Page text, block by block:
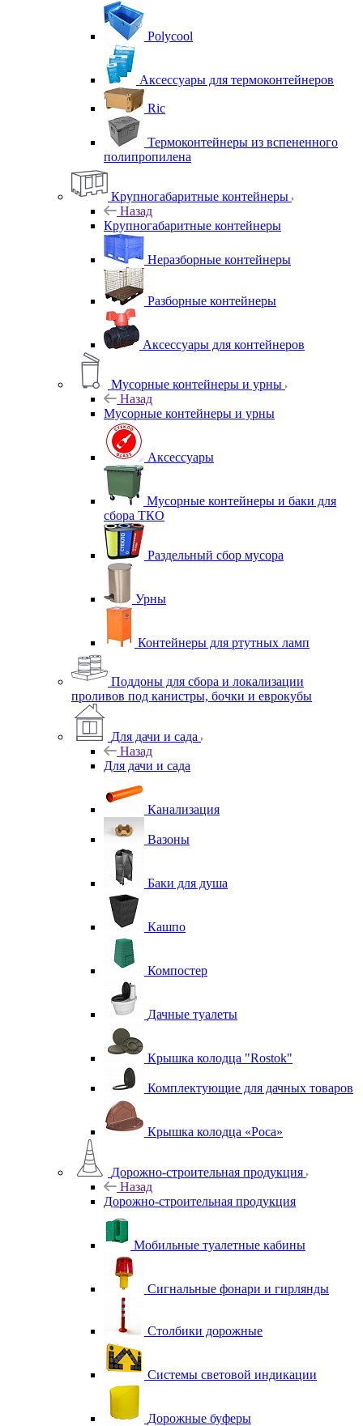
Polycool
Аксессуары для термоконтейнеров
Ric
Термоконтейнеры из вспененного
полипропилена
Крупногабаритные контейнеры
Назад
Крупногабаритные контейнеры
Неразборные контейнеры
Разборные контейнеры
Аксессуары для контейнеров
Мусорные контейнеры и урны
Назад
Мусорные контейнеры и урны
Аксессуары
Мусорные контейнеры и баки для
сбора ТКО
Раздельный сбор мусора
Урны
Контейнеры для ртутных ламп
Поддоны для сбора и локализации
проливов под канистры, бочки и еврокубы
Для дачи и сада
Назад
Для дачи и сада
Канализация
Вазоны
Баки для душа
Кашпо
Компостер
Дачные туалеты
Крышка колодца "Rostok"
Комплектующие для дачных товаров
Крышка колодца «Роса»
Дорожно-строительная продукция
Назад
Дорожно-строительная продукция
Мобильные туалетные кабины
Сигнальные фонари и гирлянды
Столбики дорожные
Системы световой индикации
Дорожные буферы